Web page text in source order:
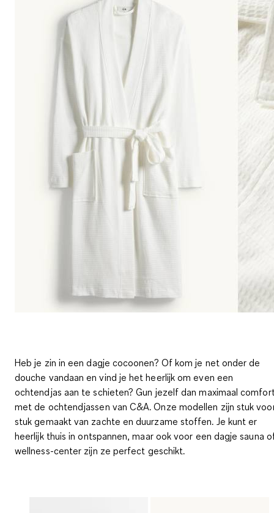
Heb je zin in een dagje cocoonen? Of kom je net onder de
douche vandaan en vind je het heerlijk om even een
ochtendjas aan te schieten? Gun jezelf dan maximaal
met de ochtendjassen van C&A. Onze modellen zijn stuk
stuk gemaakt van zachte en duurzame stoffen. Je kunt er
heerlijk thuis in ontspannen, maar ook voor een dagje sauna
wellness-center zijn ze perfect geschikt.